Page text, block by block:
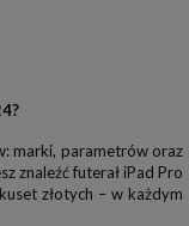
marki, parametrów oraz
znaleźć futerał iPad Pro
złotych – w każdym